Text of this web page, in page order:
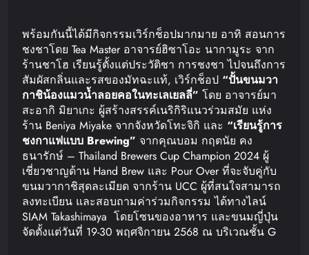
พร้อมกันนี้ได้มีกิจกรรมเวิร์กช็อปมากมาย อาทิ สอนการ
ชงชาโดย Tea Master อาจารย์ฮิซาโอะ นากามูระ จาก
ร้านชาโฮ เรียนรู้ตั้งแต่ประวัติชา การชงชา ไปจนถึงการ
สัมผัสกลิ่นและรสของมัทฉะแท้, เวิร์กช็อป “ปั้นขนมวา
กาชิน้องแมวน้ำลอยคอในทะเลเยลลี่” โดย อาจารย์มา
สะอากิ มิยาเกะ ผู้สร้างสรรค์เนริกิริแนวร่วมสมัย แห่ง
ร้าน Beniya Miyake จากจังหวัดโทะจิกิ และ “เรียนรู้การ
ชงกาแฟแบบ Brewing” จากคุณบอม กฤตนัย คง
ธนารักษ์ – Thailand Brewers Cup Champion 2024 ผู้
เชี่ยวชาญด้าน Hand Brew และ Pour Over ที่จะจับคู่กับ
ขนมวากาชิสุดละเมียด จากร้าน UCC ผู้ที่สนใจสามารถ
ลงทะเบียน และสอบถามค่าร่วมกิจกรรม ได้ทางไลน์
SIAM Takashimaya โดยโซนของอาหาร และขนมญี่ปุ่น
จัดตั้งแต่วันที่ 19-30 พฤศจิกายน 2568 ณ บริเวณชั้น G